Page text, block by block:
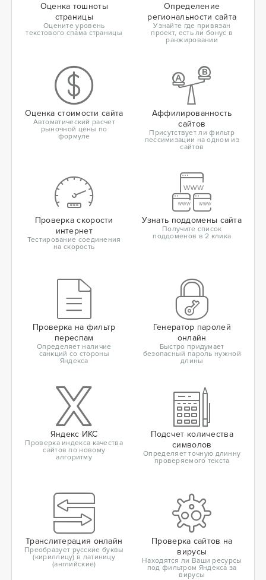
Оценка тошноты
страницы
Оцените уровень
текстового спама страницы
Определение
региональности сайта
Узнайте где привязан
проект, есть ли бонус в
ранжировании
Оценка стоимости сайта
Автоматический расчет
рыночной цены по
формуле
Аффилированность
сайтов
Присутствует ли фильтр
пессимизации на одном из
сайтов
Проверка скорости
интернет
Тестирование соединения
на скорость
Узнать поддомены сайта
Получите список
поддоменов в 2 клика
Проверка на фильтр
переспам
Определяет наличие
санкций со стороны
Яндекса
Генератор паролей
онлайн
Быстро придумает
безопасный пароль нужной
длины
Яндекс ИКС
Проверка индекса качества
сайтов по новому
алгоритму
Подсчет количества
символов
Определяет точную длинну
проверяемого текста
Транслитерация онлайн
Преобразует русские буквы
(кириллицу) в латиницу
(английские)
Проверка сайтов на
вирусы
Находятся ли Ваши ресурсы
под фильтром Яндекса за
вирусы